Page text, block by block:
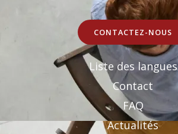
CONTACTEZ-NOUS
Liste des langues
Contact
FAQ
Actualités